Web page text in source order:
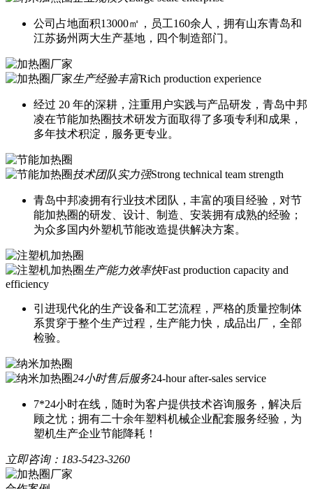
公司占地面积13000㎡，员工160余人，拥有山东青岛和
江苏扬州两大生产基地，四个制造部门。
生产经验丰富Rich production experience
经过 20 年的深耕，注重用户实践与产品研发，青岛中邦
凌在节能加热圈技术研发方面取得了多项专利和成果，
多年技术积淀，服务更专业。
技术团队实力强Strong technical team strength
青岛中邦凌拥有行业技术团队，丰富的项目经验，对节
能加热圈的研发、设计、制造、安装拥有成熟的经验；
为众多国内外塑机节能改造提供解决方案。
生产能力效率快Fast production capacity and
efficiency
引进现代化的生产设备和工艺流程，严格的质量控制体
系贯穿于整个生产过程，生产能力快，成品出厂，全部
检验。
24小时售后服务24-hour after-sales service
7*24小时在线，随时为客户提供技术咨询服务，解决后
顾之忧；拥有二十余年塑料机械企业配套服务经验，为
塑机生产企业节能降耗！
立即咨询： 183-5423-3260